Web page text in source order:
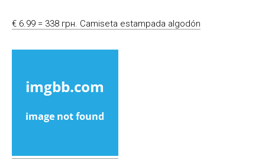
€ 6.99 = 338 грн. Camiseta estampada algodón